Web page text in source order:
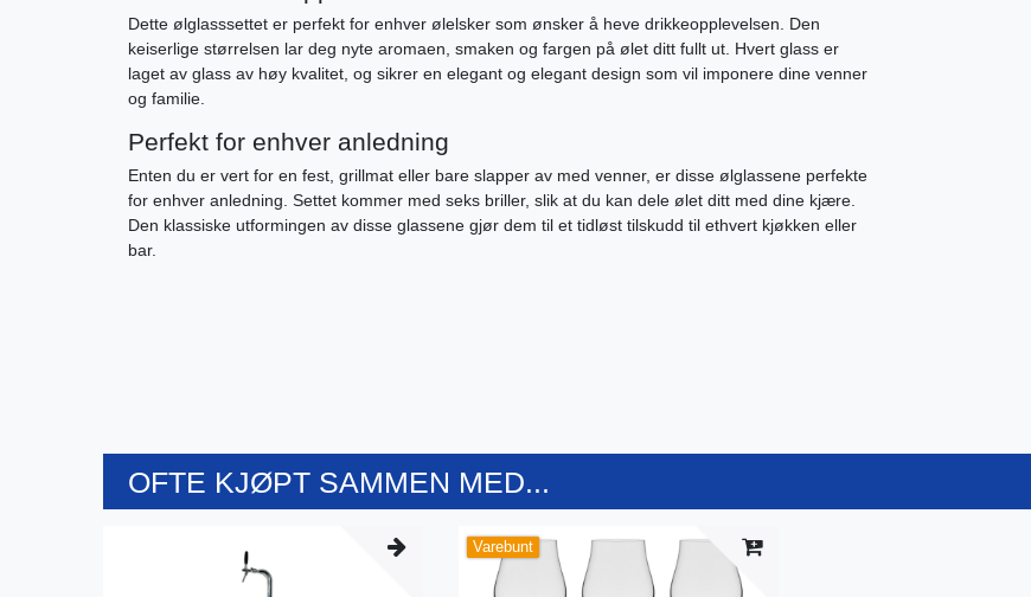
Dette ølglasssettet er perfekt for enhver ølelsker som ønsker å heve drikkeopplevelsen. Den
keiserlige størrelsen lar deg nyte aromaen, smaken og fargen på ølet ditt fullt ut. Hvert glass er
laget av glass av høy kvalitet, og sikrer en elegant og elegant design som vil imponere dine venner
og familie.
Perfekt for enhver anledning
Enten du er vert for en fest, grillmat eller bare slapper av med venner, er disse ølglassene perfekte
for enhver anledning. Settet kommer med seks briller, slik at du kan dele ølet ditt med dine kjære.
Den klassiske utformingen av disse glassene gjør dem til et tidløst tilskudd til ethvert kjøkken eller
bar.
OFTE KJØPT SAMMEN MED...
Varebunt